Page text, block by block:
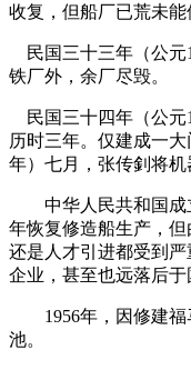
收复，但船厂已荒未能
民国三十三年（公元
铁厂外，余厂尽毁。
民国三十四年（公元
历时三年。仅建成一
年）七月，张传釗将机
中华人民共和国成
年恢复修造船生产，但
还是人才引进都受到
企业，甚至也远落后于
1956年，因修建福
池。